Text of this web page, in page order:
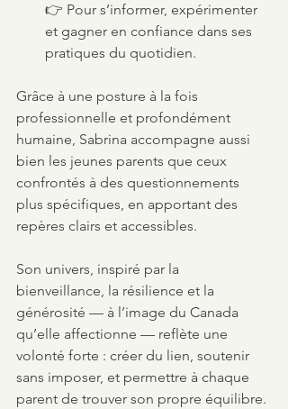
👉 Pour s’informer, expérimenter
et gagner en confiance dans ses
pratiques du quotidien.
Grâce à une posture à la fois
professionnelle et profondément
humaine, Sabrina accompagne aussi
bien les jeunes parents que ceux
confrontés à des questionnements
plus spécifiques, en apportant des
repères clairs et accessibles.
Son univers, inspiré par la
bienveillance, la résilience et la
générosité — à l’image du Canada
qu’elle affectionne — reflète une
volonté forte : créer du lien, soutenir
sans imposer, et permettre à chaque
parent de trouver son propre équilibre.